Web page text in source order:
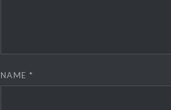
NAME *